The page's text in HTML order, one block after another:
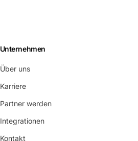
Unternehmen
Über uns
Karriere
Partner werden
Integrationen
Kontakt